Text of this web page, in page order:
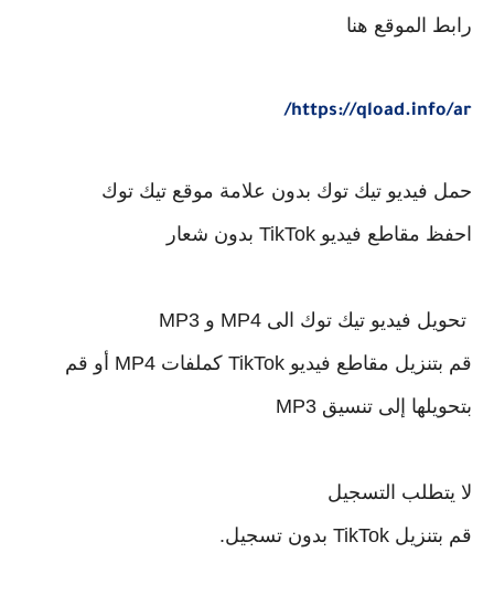
رابط الموقع هنا
https://qload.info/ar/
حمل فيديو تيك توك بدون علامة موقع تيك توك
احفظ مقاطع فيديو TikTok بدون شعار
تحويل فيديو تيك توك الى MP4 و MP3
قم بتنزيل مقاطع فيديو TikTok كملفات MP4 أو قم
بتحويلها إلى تنسيق MP3
لا يتطلب التسجيل
قم بتنزيل TikTok بدون تسجيل.